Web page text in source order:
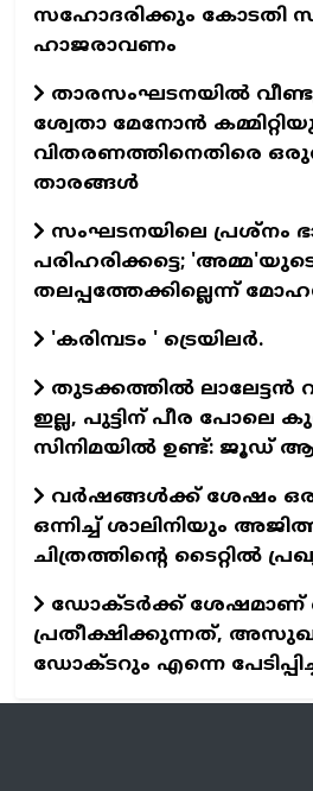
സഹോദരിക്കും കോടതി
ഹാജരാവണം
താരസംഘടനയില്‍
ശ്വേതാ മേനോന്‍
വിതരണത്തിനെതിരെ
താരങ്ങള്‍
സംഘടനയിലെ പ്രശ്നം
പരിഹരിക്കട്ടെ;
തലപ്പത്തേക്കില്ലെന്ന്
'കരിമ്പടം ' ട്രെയിലര്‍.
തുടക്കത്തില്‍
ഇല്ല, പുട്ടിന് പീര പോലെ
സിനിമയില്‍ ഉണ്ട്: ജൂഡ്
വര്‍ഷങ്ങള്‍ക്ക് ശേഷം ഒരു
ഒന്നിച്ച് ശാലിനിയും
ചിത്രത്തിന്റെ ടൈറ്റില്‍
ഡോക്ടര്‍ക്ക്
പ്രതീക്ഷിക്കുന്നത്,
ഡോക്ടറും എന്നെ